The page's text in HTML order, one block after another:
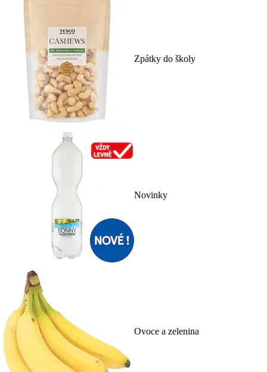
Zpátky do školy
Novinky
Ovoce a zelenina